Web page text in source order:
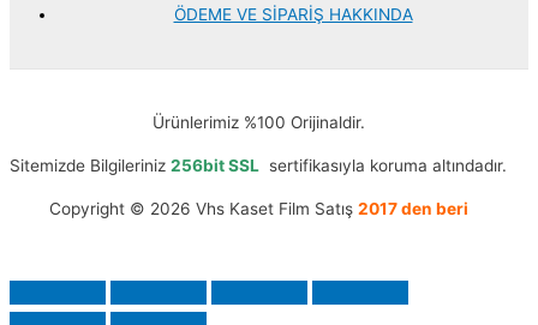
ÖDEME VE SİPARİŞ HAKKINDA
Ürünlerimiz %100 Orijinaldir.
Sitemizde Bilgileriniz 256bit SSL sertifikasıyla koruma altındadır.
Copyright © 2026 Vhs Kaset Film Satış 2017 den beri